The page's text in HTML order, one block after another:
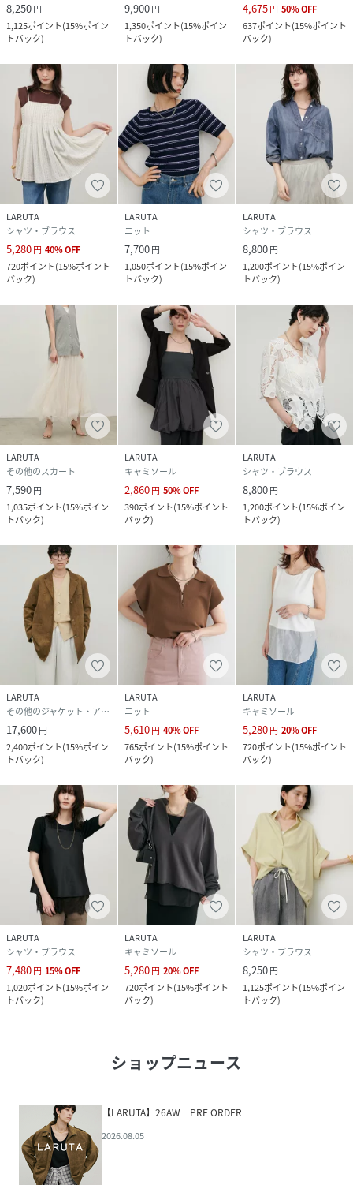
8,250円
1,125ポイント(15%ポイン
トバック)
9,900円
1,350ポイント(15%ポイン
トバック)
4,675円 50%OFF
637ポイント(15%ポイント
バック)
LARUTA
シャツ・ブラウス
5,280円 40%OFF
720ポイント(15%ポイント
バック)
LARUTA
ニット
7,700円
1,050ポイント(15%ポイン
トバック)
LARUTA
シャツ・ブラウス
8,800円
1,200ポイント(15%ポイン
トバック)
LARUTA
その他のスカート
7,590円
1,035ポイント(15%ポイン
トバック)
LARUTA
キャミソール
2,860円 50%OFF
390ポイント(15%ポイント
バック)
LARUTA
シャツ・ブラウス
8,800円
1,200ポイント(15%ポイン
トバック)
LARUTA
その他のジャケット・アウター
17,600円
2,400ポイント(15%ポイン
トバック)
LARUTA
ニット
5,610円 40%OFF
765ポイント(15%ポイント
バック)
LARUTA
キャミソール
5,280円 20%OFF
720ポイント(15%ポイント
バック)
LARUTA
シャツ・ブラウス
7,480円 15%OFF
1,020ポイント(15%ポイン
トバック)
LARUTA
キャミソール
5,280円 20%OFF
720ポイント(15%ポイント
バック)
LARUTA
シャツ・ブラウス
8,250円
1,125ポイント(15%ポイン
トバック)
ショップニュース
【LARUTA】26AW PRE ORDER
2026.08.05